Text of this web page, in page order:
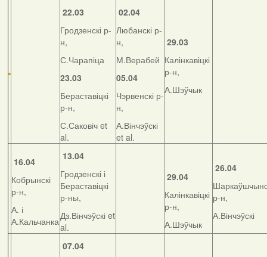
22.03
Гродзенскі р-
н,
С.Чарапіца
23.03
Бераставіцкі
р-н,
С.Саковіч et
al.
02.04
Любанскі р-
н,
М.Верабей
05.04
Чэрвенскі р-
н,
А.Вінчэўскі
et al.
29.03
Калінкавіцкі
р-н,
А.Шэўчык
16.04
Кобрынскі
р-н,
А. і
А.Кальчанка
13.04
Гродзенскі і
Бераставіцкі
р-ны,
Дз.Вінчэўскі et
al.
29.04
Калінкавіцкі
р-н,
А.Шэўчык
26.04
р-н,
А.Вінчэўскі
07.04